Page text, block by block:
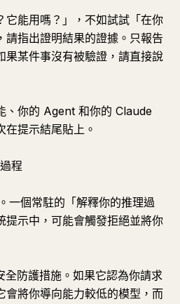
它能用嗎？」，不如試試「在你
請指出證明結果的證據。只報告
果某件事沒有被驗證，請直接說
、你的 Agent 和你的 Claude
在提示結尾貼上。
程
一個常駐的「解釋你的推理過
提示中，可能會觸發拒絕並將你
防護措施。如果它認為你請求
會將你導向能力較低的模型，而